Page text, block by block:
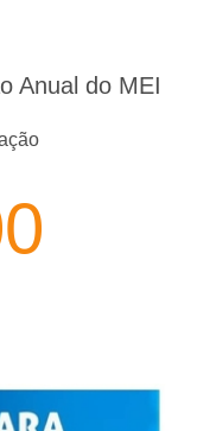
Anual do MEI